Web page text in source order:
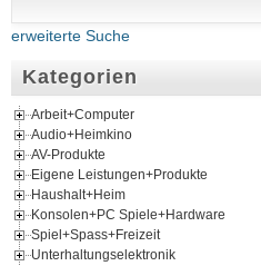
erweiterte Suche
Kategorien
Arbeit+Computer
Audio+Heimkino
AV-Produkte
Eigene Leistungen+Produkte
Haushalt+Heim
Konsolen+PC Spiele+Hardware
Spiel+Spass+Freizeit
Unterhaltungselektronik